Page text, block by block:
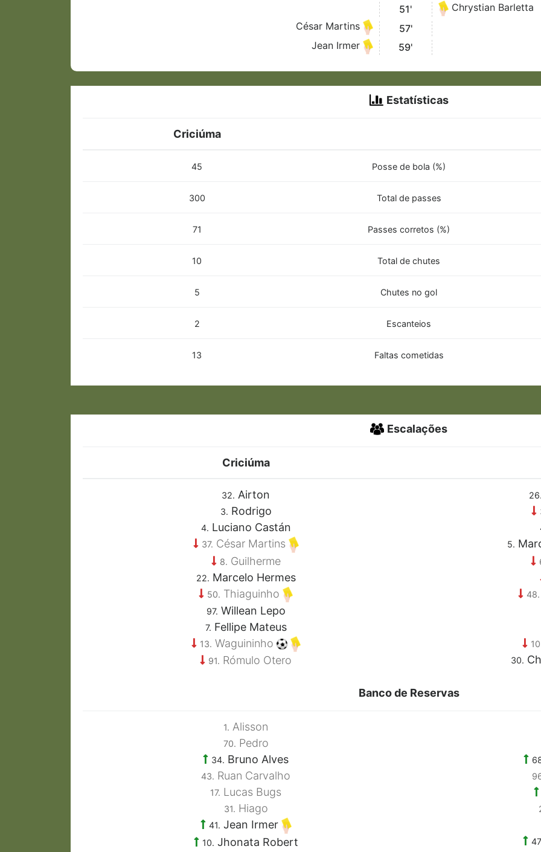
51'
Chrystian Barletta
César Martins
57'
Jean Irmer
59'
Estatísticas
Criciúma
45 Posse de bola (%)
300 Total de passes
71 Passes corretos (%)
10 Total de chutes
5 Chutes no gol
2 Escanteios
13 Faltas cometidas
Escalações
Criciúma
32. Airton
3. Rodrigo
4. Luciano Castán
37. César Martins
8. Guilherme
22. Marcelo Hermes
50. Thiaguinho
97. Willean Lepo
7. Fellipe Mateus
13. Waguininho
91. Rómulo Otero
5.
48.
30.
Banco de Reservas
1. Alisson
70. Pedro
34. Bruno Alves
43. Ruan Carvalho
17. Lucas Bugs
31. Hiago
41. Jean Irmer
10. Jhonata Robert